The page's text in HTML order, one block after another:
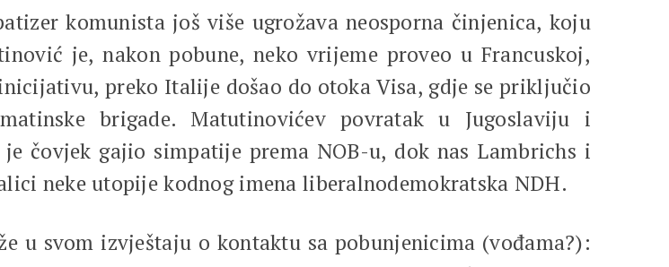
komunista još više ugrožava neosporna činjenica, koju
je, nakon pobune, neko vrijeme proveo u Francuskoj,
preko Italije došao do otoka Visa, gdje se priključio
brigade. Matutinovićev povratak u Jugoslaviju i
čovjek gajio simpatije prema NOB-u, dok nas Lambrichs i
neke utopije kodnog imena liberalnodemokratska NDH.
u svom izvještaju o kontaktu sa pobunjenicima (vođama?):